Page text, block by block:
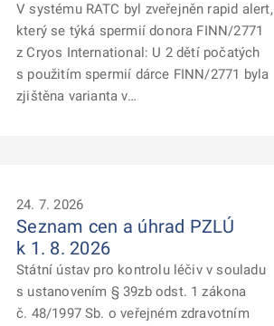
V systému RATC byl zveřejněn rapid alert,
který se týká spermií donora FINN/2771
z Cryos International: U 2 dětí počatých
s použitím spermií dárce FINN/2771 byla
zjištěna varianta v…
24. 7. 2026
Seznam cen a úhrad PZLÚ
k 1. 8. 2026
Státní ústav pro kontrolu léčiv v souladu
s ustanovením § 39zb odst. 1 zákona
č. 48/1997 Sb. o veřejném zdravotním